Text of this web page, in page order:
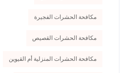
مكافحة الحشرات الفجيرة
مكافحة الحشرات القصيص
مكافحة الحشرات المنزلية أم القيوين